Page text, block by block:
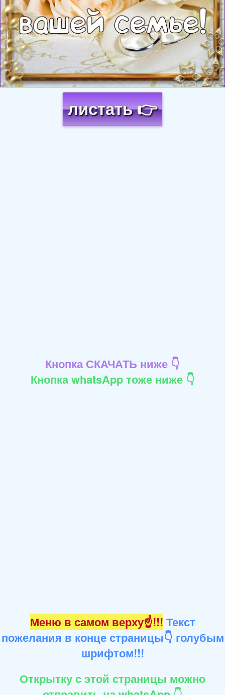
листать 👉
Кнопка СКАЧАТЬ ниже 👇
Кнопка whatsApp тоже ниже 👇
Меню в самом верху☝!!! Текст
пожелания в конце страницы👇 голубым
шрифтом!!!
Открытку с этой страницы можно